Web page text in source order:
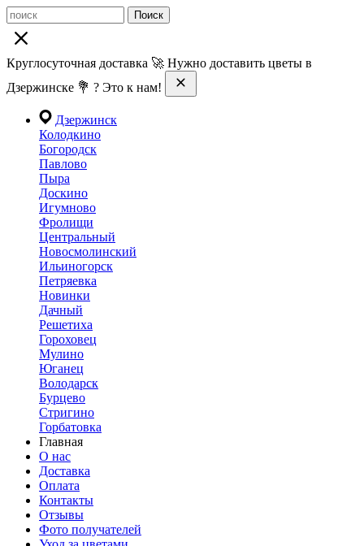
Поиск
Круглосуточная доставка 🚀 Нужно доставить цветы в
Дзержинске 💐 ? Это к нам!
Дзержинск
Колодкино
Богородск
Павлово
Пыра
Доскино
Игумново
Фролищи
Центральный
Новосмолинский
Ильиногорск
Петряевка
Новинки
Дачный
Решетиха
Гороховец
Мулино
Юганец
Володарск
Бурцево
Стригино
Горбатовка
Главная
О нас
Доставка
Оплата
Контакты
Отзывы
Фото получателей